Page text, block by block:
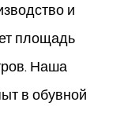
и
площадь
Наша
в обувной